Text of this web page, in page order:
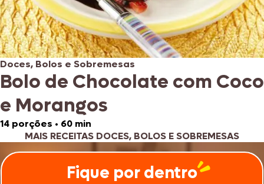
Doces, Bolos e Sobremesas
Bolo de Chocolate com Coco
e Morangos
14 porções • 60 min
MAIS RECEITAS DOCES, BOLOS E SOBREMESAS
Fique por dentro